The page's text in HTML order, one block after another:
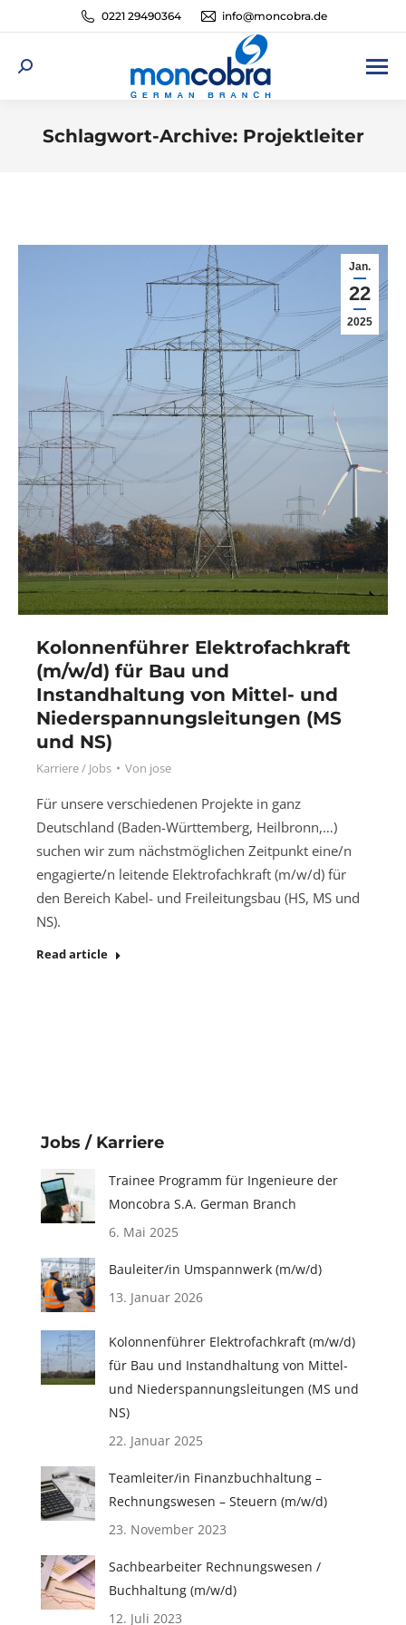
0221 29490364 info@moncobra.de
Search:
Schlagwort-Archive: Projektleiter
Jan.
22
2025
Kolonnenführer Elektrofachkraft
(m/w/d) für Bau und
Instandhaltung von Mittel- und
Niederspannungsleitungen (MS
und NS)
Karriere / Jobs Von jose
Für unsere verschiedenen Projekte in ganz
Deutschland (Baden-Württemberg, Heilbronn,…)
suchen wir zum nächstmöglichen Zeitpunkt eine/n
engagierte/n leitende Elektrofachkraft (m/w/d) für
den Bereich Kabel- und Freileitungsbau (HS, MS und
NS).
Read article
Jobs / Karriere
Trainee Programm für Ingenieure der
Moncobra S.A. German Branch
6. Mai 2025
Bauleiter/in Umspannwerk (m/w/d)
13. Januar 2026
Kolonnenführer Elektrofachkraft (m/w/d)
für Bau und Instandhaltung von Mittel-
und Niederspannungsleitungen (MS und
NS)
22. Januar 2025
Teamleiter/in Finanzbuchhaltung –
Rechnungswesen – Steuern (m/w/d)
23. November 2023
Sachbearbeiter Rechnungswesen /
Buchhaltung (m/w/d)
12. Juli 2023